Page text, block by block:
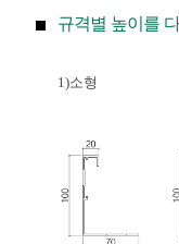
규격별 높이를
1)소형